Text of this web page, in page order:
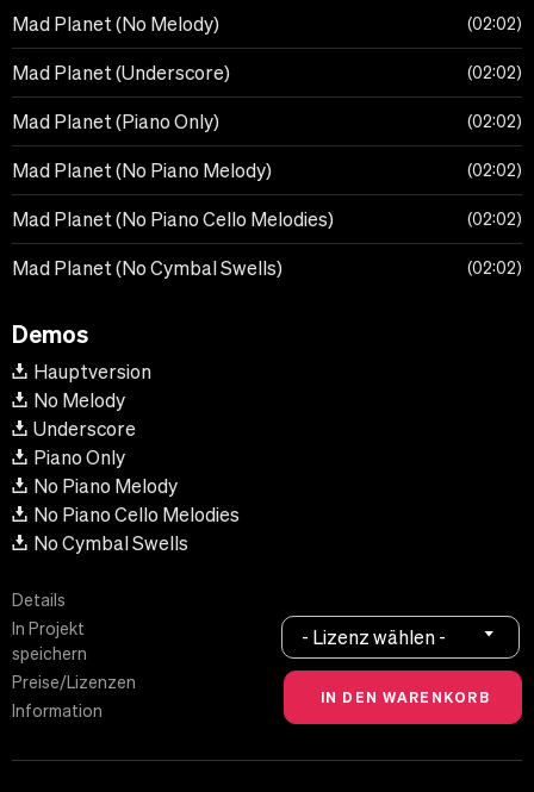
Mad Planet (No Melody) 02:02
Mad Planet (Underscore) 02:02
Mad Planet (Piano Only) 02:02
Mad Planet (No Piano Melody) 02:02
Mad Planet (No Piano Cello Melodies) 02:02
Mad Planet (No Cymbal Swells) 02:02
Demos
Hauptversion
No Melody
Underscore
Piano Only
No Piano Melody
No Piano Cello Melodies
No Cymbal Swells
Details
In Projekt
speichern
Preise/Lizenzen
Information
- Lizenz wählen -